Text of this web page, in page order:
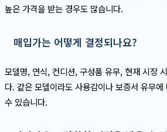
높은 가격을 받는 경우도 많습니다.
매입가는 어떻게 결정되나요?
모델명, 연식, 컨디션, 구성품 유무, 현재 시장
다. 같은 모델이라도 사용감이나 보증서 유무
수 있습니다.